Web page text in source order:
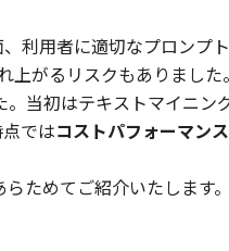
利用者に適切なプロンプ
がるリスクもありました。
。当初はテキストマイニン
ではコストパフォーマン
ためてご紹介いたします。